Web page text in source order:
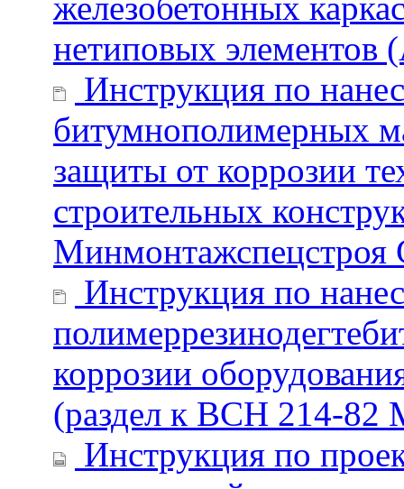
нетиповых
Инструкция по
битумнополимерных
защиты от коррозии
строительных
Инструкция по
коррозии
(раздел к ВСН 214-82
Инструкция по